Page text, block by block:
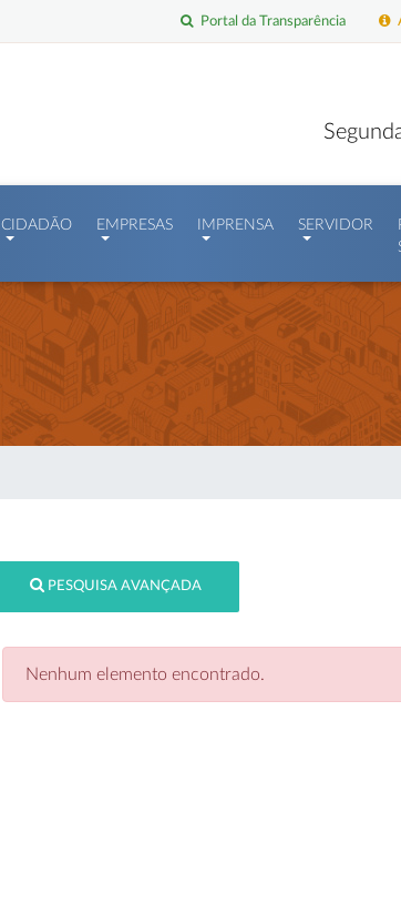
Portal da Transparência
CIDADÃO EMPRESAS IMPRENSA SERVIDOR
PESQUISA AVANÇADA
Nenhum elemento encontrado.